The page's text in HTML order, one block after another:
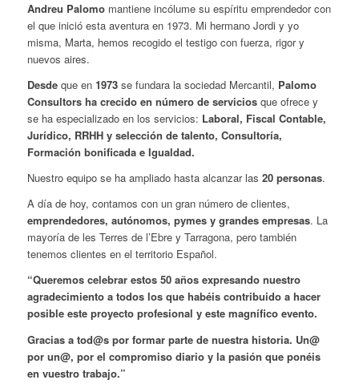
Andreu Palomomantiene incólume su espíritu emprendedor con
el que inició esta aventura en 1973. Mi hermano Jordi y yo
misma, Marta, hemos recogido el testigo con fuerza, rigor y
nuevos aires.
Desdeque en 1973se fundara la sociedad Mercantil, Palomo
Consultors ha crecido en número de serviciosque ofrece y
se ha especializado en los servicios: Laboral, Fiscal Contable,
Jurídico, RRHH y selección de talento, Consultoría,
Formación bonificada e Igualdad.
Nuestro equipo se ha ampliado hasta alcanzar las 20 personas.
A día de hoy, contamos con un gran número de clientes,
emprendedores, autónomos, pymes y grandes empresas. La
mayoría de les Terres de l’Ebre y Tarragona, pero también
tenemos clientes en el territorio Español.
“Queremos celebrar estos 50 años expresando nuestro
agradecimiento a todos los que habéis contribuido a hacer
posible este proyecto profesional y este magnífico evento.
Gracias a tod@s por formar parte de nuestra historia. Un@
por un@, por el compromiso diario y la pasión que ponéis
en vuestro trabajo.”